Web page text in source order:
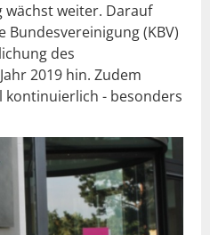
weiter. Darauf
Bundesvereinigung (KBV)
des
2019 hin. Zudem
kontinuierlich - besonders